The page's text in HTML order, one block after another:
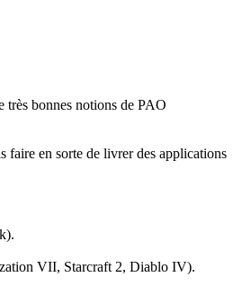
très bonnes notions de PAO
faire en sorte de livrer des applications
VII, Starcraft 2, Diablo IV).